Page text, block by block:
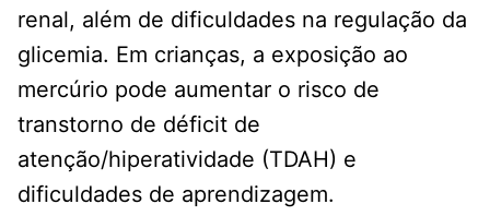
renal, além de dificuldades na regulação da
glicemia. Em crianças, a exposição ao
mercúrio pode aumentar o risco de
transtorno de déficit de
atenção/hiperatividade (TDAH) e
dificuldades de aprendizagem.